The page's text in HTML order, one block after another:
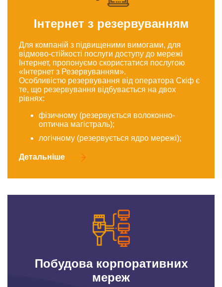
Інтернет з резервуванням
Для компаній з підвищеними вимогами, для
відмово-стійкості послуги доступу до мережі
Інтернет, пропонуємо скористатися послугою
«Інтернет з Резервуванням».
Особливістю резервування від оператора Скіф є
те, що резервування відбувається на двох
рівнях:
фізичному (резервується волоконно-
оптична магістраль);
логічному (резервується ядро мережі);
Детальніше
Побудова корпоративних
мереж